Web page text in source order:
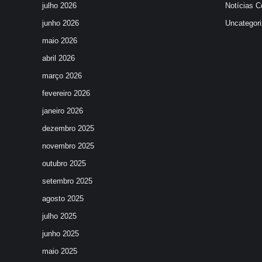
julho 2026
junho 2026
maio 2026
abril 2026
março 2026
fevereiro 2026
janeiro 2026
dezembro 2025
novembro 2025
outubro 2025
setembro 2025
agosto 2025
julho 2025
junho 2025
maio 2025
Notícias